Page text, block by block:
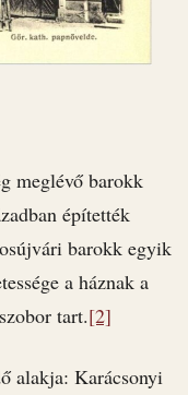
meglévő barokk
építették
barokk egyik
a háznak a
tart.[2]
alakja: Karácsonyi